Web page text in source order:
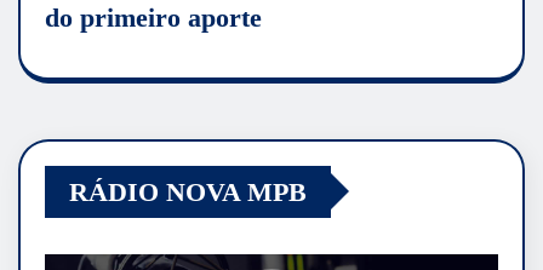
do primeiro aporte
RÁDIO NOVA MPB